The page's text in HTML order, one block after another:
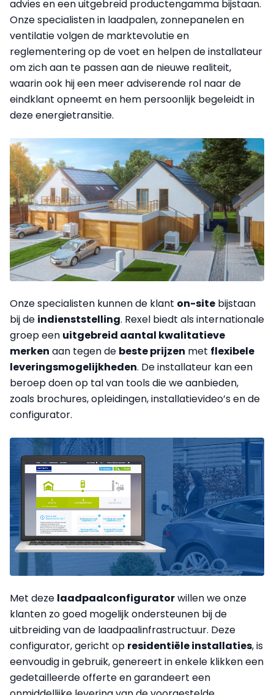
advies en een uitgebreid productengamma bijstaan.
Onze specialisten in laadpalen, zonnepanelen en
ventilatie volgen de marktevolutie en
reglementering op de voet en helpen de installateur
om zich aan te passen aan de nieuwe realiteit,
waarin ook hij een meer adviserende rol naar de
eindklant opneemt en hem persoonlijk begeleidt in
deze energietransitie.
Onze specialisten kunnen de klant on-site bijstaan
bij de indienststelling. Rexel biedt als internationale
groep een uitgebreid aantal kwalitatieve
merken aan tegen de beste prijzen met flexibele
leveringsmogelijkheden. De installateur kan een
beroep doen op tal van tools die we aanbieden,
zoals brochures, opleidingen, installatievideo’s en de
configurator.
Met deze laadpaalconfiguratorwillen we onze
klanten zo goed mogelijk ondersteunen bij de
uitbreiding van de laadpaalinfrastructuur. Deze
configurator, gericht op residentiële installaties, is
eenvoudig in gebruik, genereert in enkele klikken een
gedetailleerde offerte en garandeert een